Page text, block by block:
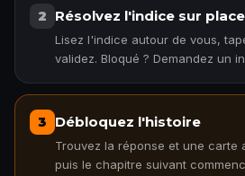
2 Résolvez l'indice sur place
Lisez l'indice autour de vous,
validez. Bloqué ? Demandez un
3 Débloquez l'histoire
Trouvez la réponse et une carte
puis le chapitre suivant